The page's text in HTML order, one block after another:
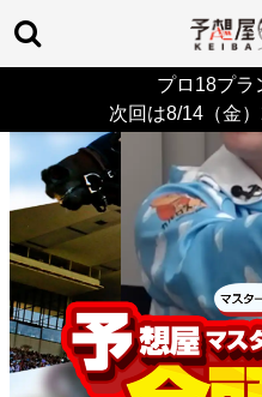
プロ18プラ
次回は8/14（金
> 26/8/9 (日)